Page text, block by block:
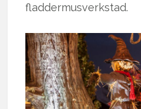
fladdermusverkstad.